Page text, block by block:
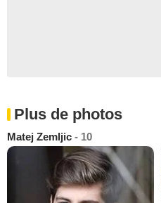
Plus de photos
Matej Zemljic - 10